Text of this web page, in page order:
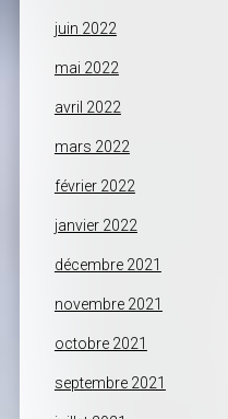
juin 2022
mai 2022
avril 2022
mars 2022
février 2022
janvier 2022
décembre 2021
novembre 2021
octobre 2021
septembre 2021